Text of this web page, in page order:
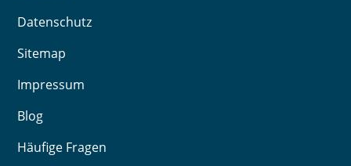
Datenschutz
Sitemap
Impressum
Blog
Häufige Fragen